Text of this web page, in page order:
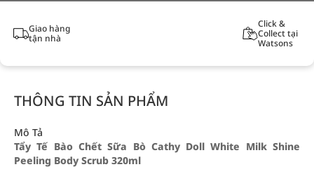
Giao hàng
tận nhà
Click &
Collect tại
Watsons
THÔNG TIN SẢN PHẨM
Mô Tả
Tẩy Tế Bào Chết Sữa Bò Cathy Doll White Milk Shine
Peeling Body Scrub 320ml